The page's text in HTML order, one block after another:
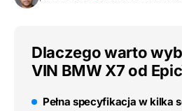
Dlaczego warto
VIN BMW X7 od
Pełna specyfikacja w kilka